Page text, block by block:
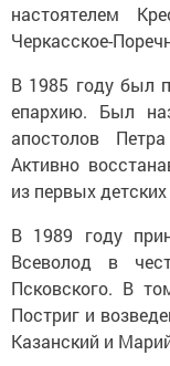
настоятелем
Черкасское-
В 1985 году был
епархию. Был
апостолов
Активно
из первых
В 1989 году
Всеволод в
Псковского. В
Постриг и
Казанский и